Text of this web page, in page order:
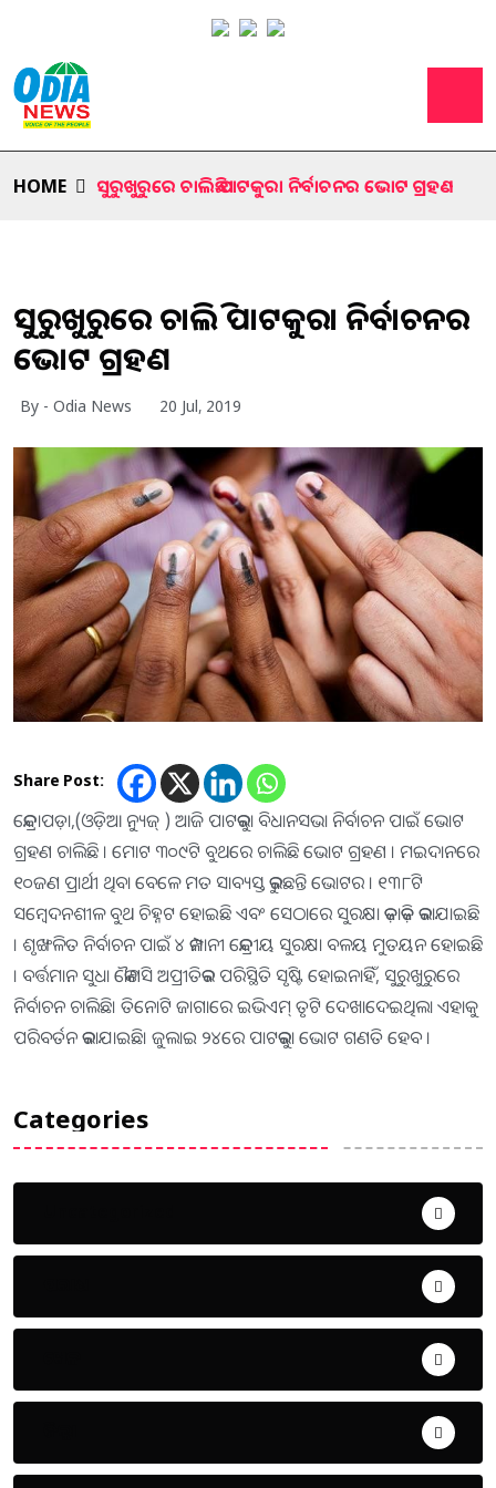
HOME ସୁରୁଖୁରୁରେ ଚାଲିଛି ପାଟକୁରା ନିର୍ବାଚନର ଭୋଟ ଗ୍ରହଣ
ସୁରୁଖୁରୁରେ ଚାଲିଛି ପାଟକୁରା ନିର୍ବାଚନର
ଭୋଟ ଗ୍ରହଣ
By - Odia News 20 Jul, 2019
Share Post:
କେନ୍ଦ୍ରାପଡ଼ା,(ଓଡ଼ିଆ ନ୍ୟୁଜ୍ ) ଆଜି ପାଟକୁରା ବିଧାନସଭା ନିର୍ବାଚନ ପାଇଁ ଭୋଟ
ଗ୍ରହଣ ଚାଲିଛି । ମୋଟ ୩୦୯ଟି ବୁଥରେ ଚାଲିଛି ଭୋଟ ଗ୍ରହଣ । ମଇଦାନରେ
୧୦ଜଣ ପ୍ରାର୍ଥୀ ଥିବା ବେଳେ ମତ ସାବ୍ୟସ୍ତ କରୁଛନ୍ତି ଭୋଟର । ୧୩୮ଟି
ସମ୍ବେଦନଶୀଳ ବୁଥ ଚିହ୍ନଟ ହୋଇଛି ଏବଂ ସେଠାରେ ସୁରକ୍ଷା କଡ଼ାକଡ଼ି କରାଯାଇଛି
। ଶୃଙ୍ଖଳିତ ନିର୍ବାଚନ ପାଇଁ ୪ କମ୍ପାନୀ କେନ୍ଦ୍ରୀୟ ସୁରକ୍ଷା ବଳୟ ମୁତୟନ ହୋଇଛି
। ବର୍ତ୍ତମାନ ସୁଧା କୌଣସି ଅପ୍ରୀତିକର ପରିସ୍ଥିତି ସୃଷ୍ଟି ହୋଇନାହିଁ, ସୁରୁଖୁରୁରେ
ନିର୍ବାଚନ ଚାଲିଛି। ତିନୋଟି ଜାଗାରେ ଇଭିଏମ୍ ତୃଟି ଦେଖାଦେଇଥିଲା ଏହାକୁ
ପରିବର୍ତନ କରାଯାଇଛି। ଜୁଲାଇ ୨୪ରେ ପାଟକୁରା ଭୋଟ ଗଣତି ହେବ ।
Categories